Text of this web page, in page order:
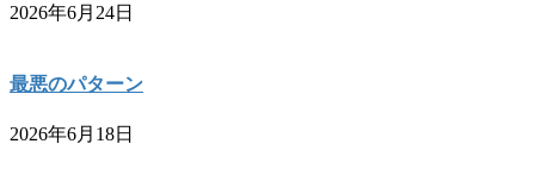
2026年6月24日
最悪のパターン
2026年6月18日